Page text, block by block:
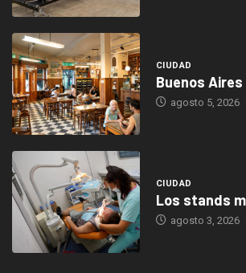
CIUDAD
Buenos Aires
agosto 5, 2026
CIUDAD
Los stands
agosto 3, 2026